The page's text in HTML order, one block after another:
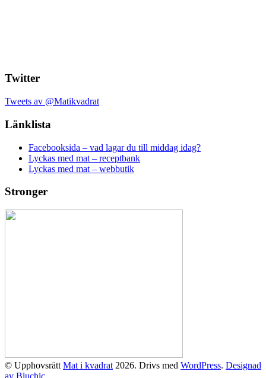
Twitter
Tweets av @Matikvadrat
Länklista
Facebooksida – vad lagar du till middag idag?
Lyckas med mat – receptbank
Lyckas med mat – webbutik
Stronger
© Upphovsrätt Mat i kvadrat 2026. Drivs med WordPress. Designad
av Bluchic